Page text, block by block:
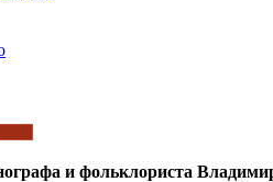
и фольклориста